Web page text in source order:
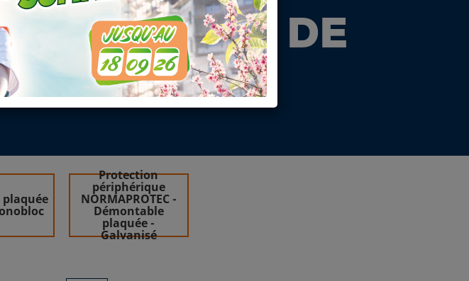
DE
Protection
périphérique
NORMAPROTEC -
Démontable
plaquée -
Galvanisé